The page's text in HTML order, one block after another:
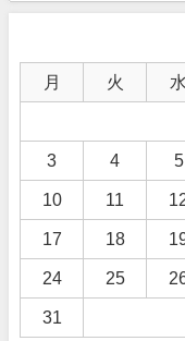
月 火 水
3 4 5
10 11
17 18
24 25
31